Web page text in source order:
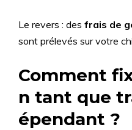
Le revers : des frais de
sont prélevés sur votre
Comment
n tant que
épendant ?